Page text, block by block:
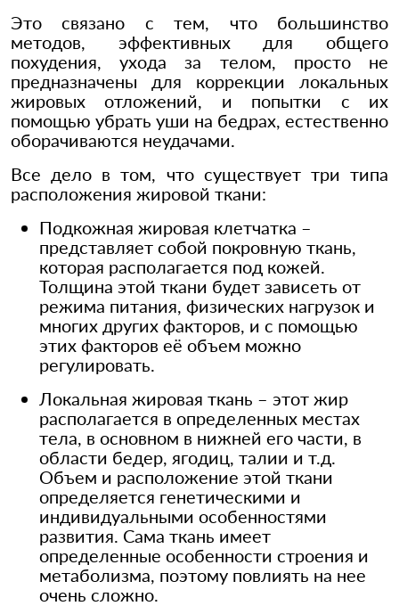
Это связано с тем, что большинство
методов, эффективных для общего
похудения, ухода за телом, просто не
предназначены для коррекции локальных
жировых отложений, и попытки с их
помощью убрать уши на бедрах, естественно
оборачиваются неудачами.
Все дело в том, что существует три типа
расположения жировой ткани:
Подкожная жировая клетчатка –
представляет собой покровную ткань,
которая располагается под кожей.
Толщина этой ткани будет зависеть от
режима питания, физических нагрузок и
многих других факторов, и с помощью
этих факторов её объем можно
регулировать.
Локальная жировая ткань – этот жир
располагается в определенных местах
тела, в основном в нижней его части, в
области бедер, ягодиц, талии и т.д.
Объем и расположение этой ткани
определяется генетическими и
индивидуальными особенностями
развития. Сама ткань имеет
определенные особенности строения и
метаболизма, поэтому повлиять на нее
очень сложно.